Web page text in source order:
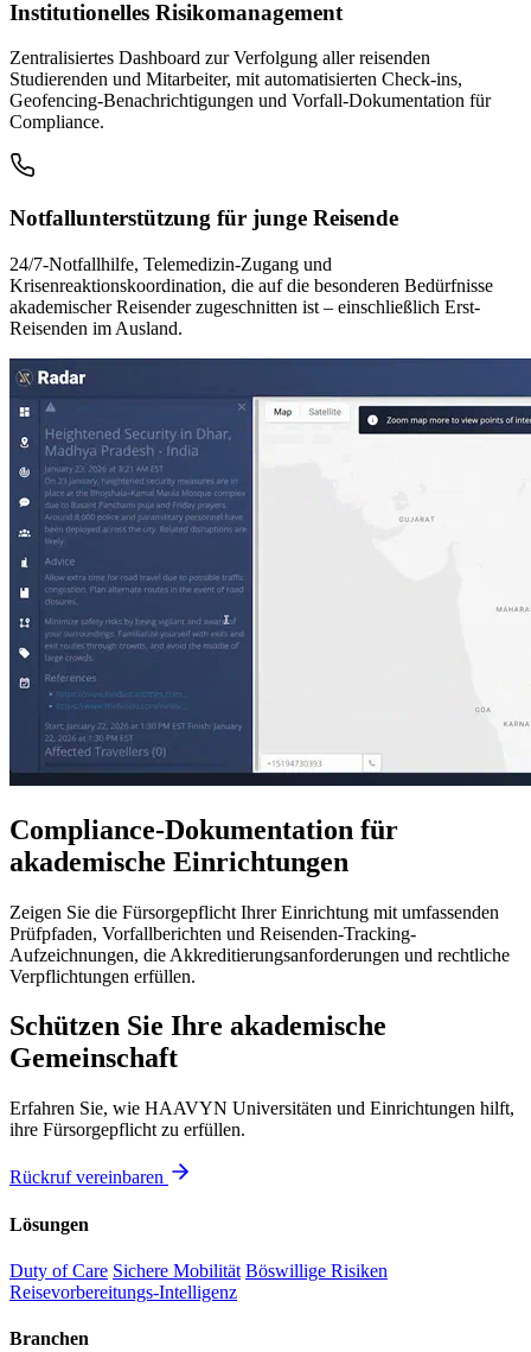
Institutionelles Risikomanagement
Zentralisiertes Dashboard zur Verfolgung aller reisenden
Studierenden und Mitarbeiter, mit automatisierten Check-ins,
Geofencing-Benachrichtigungen und Vorfall-Dokumentation für
Compliance.
Notfallunterstützung für junge Reisende
24/7-Notfallhilfe, Telemedizin-Zugang und
Krisenreaktionskoordination, die auf die besonderen Bedürfnisse
akademischer Reisender zugeschnitten ist – einschließlich Erst-
Reisenden im Ausland.
Compliance-Dokumentation für
akademische Einrichtungen
Zeigen Sie die Fürsorgepflicht Ihrer Einrichtung mit umfassenden
Prüfpfaden, Vorfallberichten und Reisenden-Tracking-
Aufzeichnungen, die Akkreditierungsanforderungen und rechtliche
Verpflichtungen erfüllen.
Schützen Sie Ihre akademische
Gemeinschaft
Erfahren Sie, wie HAAVYN Universitäten und Einrichtungen hilft,
ihre Fürsorgepflicht zu erfüllen.
Rückruf vereinbaren
Lösungen
Duty of Care Sichere Mobilität Böswillige Risiken
Reisevorbereitungs-Intelligenz
Branchen